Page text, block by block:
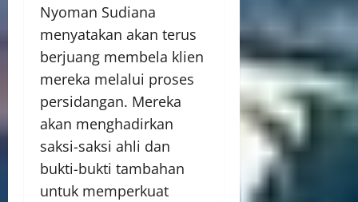
Nyoman Sudiana
menyatakan akan terus
berjuang membela klien
mereka melalui proses
persidangan. Mereka
akan menghadirkan
saksi-saksi ahli dan
bukti-bukti tambahan
untuk memperkuat